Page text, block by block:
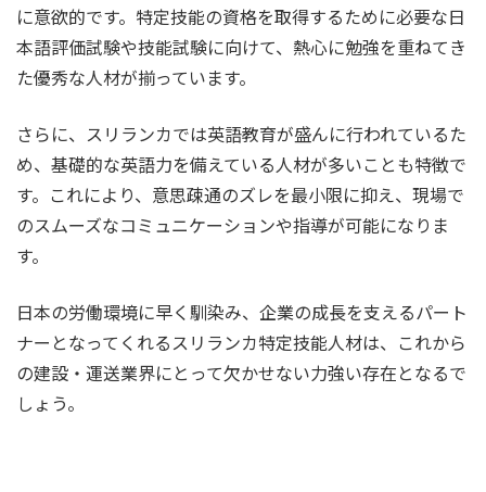
に意欲的です。特定技能の資格を取得するために必要な日
本語評価試験や技能試験に向けて、熱心に勉強を重ねてき
た優秀な人材が揃っています。
さらに、スリランカでは英語教育が盛んに行われているた
め、基礎的な英語力を備えている人材が多いことも特徴で
す。これにより、意思疎通のズレを最小限に抑え、現場で
のスムーズなコミュニケーションや指導が可能になりま
す。
日本の労働環境に早く馴染み、企業の成長を支えるパート
ナーとなってくれるスリランカ特定技能人材は、これから
の建設・運送業界にとって欠かせない力強い存在となるで
しょう。